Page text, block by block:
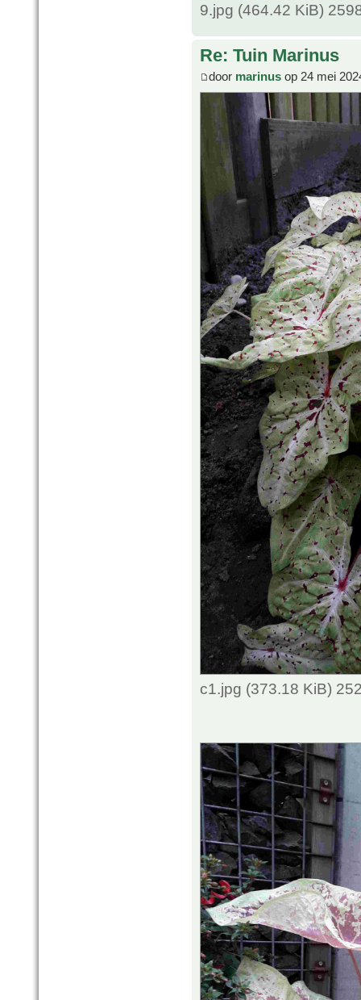
9.jpg (464.42 KiB)
Re: Tuin Marinus
door marinus op 24 mei
c1.jpg (373.18 KiB)